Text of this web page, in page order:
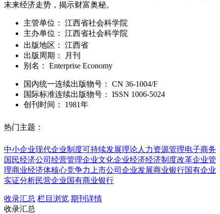
末来经济走势，揭示财富奥秘。
主管单位：
江西省社会科学院
主办单位：
江西省社会科学院
出版地区：
江西省
出版周期：
月刊
别名：
Enterprise Economy
国内统一连续出版物号： CN 36-1004/F
国际标准连续出版物号 ： ISSN 1006-5024
创刊时间：
1981年
热门主题：
中小企业现代企业制度可持续发展理论人力资源管理电子商务
国民经济公司经营管理企业文化企业经济经济制度改革企业管
理商业经济体核心竞争力 上市公司 企业发展商业银行国有企业
实证分析民营企业国有商业银行
收录汇总 栏目浏览 期刊详情
收录汇总